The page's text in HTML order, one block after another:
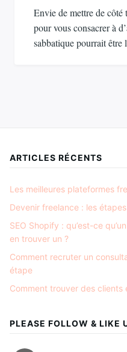
Envie de mettre de côté
pour vous consacrer à
sabbatique pourrait
ARTICLES RÉCENTS
Les meilleures plateformes
Devenir freelance : les
SEO Shopify : qu’est-ce
en trouver un ?
Comment recruter un
étape
Comment trouver des clients
PLEASE FOLLOW & LIKE